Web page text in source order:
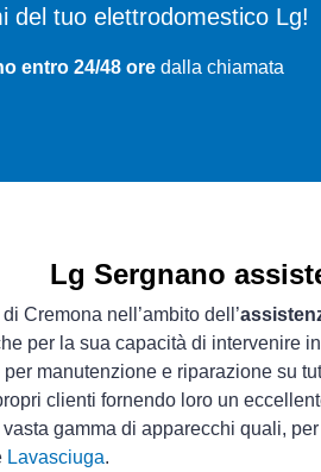
del tuo elettrodomestico Lg!
entro 24/48 oredalla chiamata
Lg Sergnano
Cremona nell’ambito dell’
per la sua capacità di intervenire
per manutenzione e riparazione su
clienti fornendo loro un
gamma di apparecchi quali,
Lavasciuga.